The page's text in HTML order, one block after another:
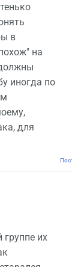
в
на
иногда по
для
их